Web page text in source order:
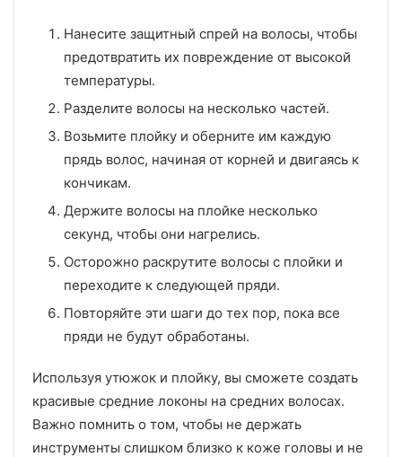
Нанесите защитный спрей на волосы, чтобы
предотвратить их повреждение от высокой
температуры.
Разделите волосы на несколько частей.
Возьмите плойку и оберните им каждую
прядь волос, начиная от корней и двигаясь к
кончикам.
Держите волосы на плойке несколько
секунд, чтобы они нагрелись.
Осторожно раскрутите волосы с плойки и
переходите к следующей пряди.
Повторяйте эти шаги до тех пор, пока все
пряди не будут обработаны.
Используя утюжок и плойку, вы сможете создать
красивые средние локоны на средних волосах.
Важно помнить о том, чтобы не держать
инструменты слишком близко к коже головы и не